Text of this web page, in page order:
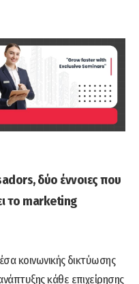
δύο έννοιες που
το marketing
κοινωνικής δικτύωσης
κάθε επιχείρησης